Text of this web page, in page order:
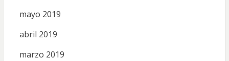
mayo 2019
abril 2019
marzo 2019